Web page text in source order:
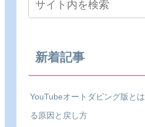
新着記事
YouTubeオートダビング版と
る原因と戻し方